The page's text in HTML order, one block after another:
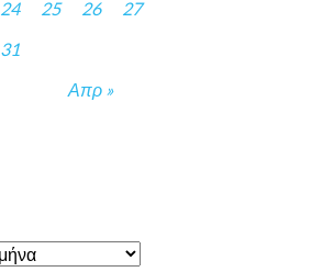
Απρ »
24 25 26
27
31